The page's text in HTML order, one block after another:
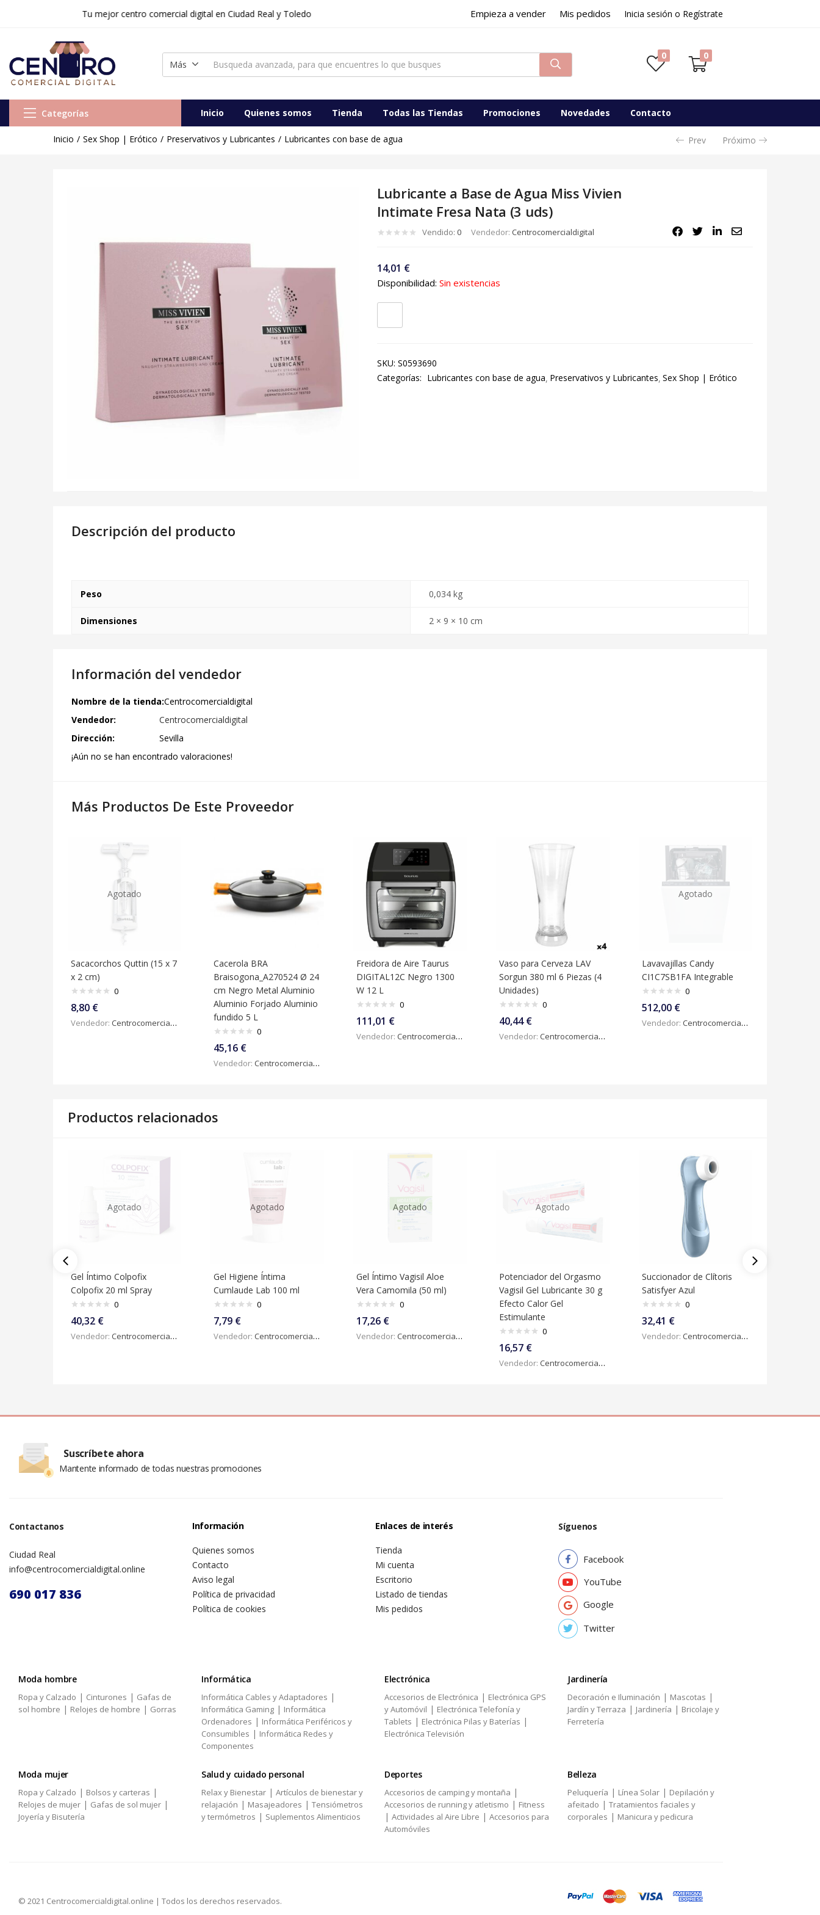
Tu mejor centro comercial digital en Ciudad Real y Toledo Empieza a vender Mis pedidos Inicia sesión o Regístrate
Más
0 0
Categorías Inicio Quienes somos Tienda Todas las Tiendas Promociones Novedades Contacto
Inicio Sex Shop | Erótico Preservativos y Lubricantes Lubricantes con base de agua Prev Próximo
Lubricante a Base de Agua Miss Vivien Intimate Fresa Nata (3 uds)
Lubricante a Base de Agua Miss Vivien
Intimate Fresa Nata (3 uds)
Vendido: 0 Vendedor: Centrocomercialdigital
14,01 €
Disponibilidad: Sin existencias
SKU: S0593690
Categorías: Lubricantes con base de agua Preservativos y Lubricantes Sex Shop | Erótico
Descripción del producto
Peso 0,034 kg
Dimensiones 2 × 9 × 10 cm
Información del vendedor
Nombre de la tienda:Centrocomercialdigital
Vendedor:
Centrocomercialdigital
Dirección:
Sevilla
¡Aún no se han encontrado valoraciones!
Más Productos De Este Proveedor
Agotado
Sacacorchos Quttin (15 x 7
x 2 cm)
0
8,80 €
Vendedor: Centrocomercialdigital
Cacerola BRA
Braisogona_A270524 Ø 24
cm Negro Metal Aluminio
Aluminio Forjado Aluminio
fundido 5 L
0
45,16 €
Vendedor: Centrocomercialdigital
Freidora de Aire Taurus
DIGITAL12C Negro 1300
W 12 L
0
111,01 €
Vendedor: Centrocomercialdigital
Vaso para Cerveza LAV
Sorgun 380 ml 6 Piezas (4
Unidades)
0
40,44€
Vendedor: Centrocomercialdigital
Agotado
Lavavajillas Candy
CI1C7SB1FA Integrable
0
512,00 €
Vendedor: Centrocomercialdigital
Productos relacionados
Agotado
Gel Íntimo Colpofix
Colpofix 20 ml Spray
0
40,32 €
Vendedor: Centrocomercialdigital
Agotado
Gel Higiene Íntima
Cumlaude Lab 100 ml
0
7,79 €
Vendedor: Centrocomercialdigital
Agotado
Gel Íntimo Vagisil Aloe
Vera Camomila (50 ml)
0
17,26 €
Vendedor: Centrocomercialdigital
Agotado
Potenciador del Orgasmo
Vagisil Gel Lubricante 30 g
Efecto Calor Gel
Estimulante
0
16,57 €
Vendedor: Centrocomercialdigital
Succionador de Clítoris
Satisfyer Azul
0
32,41 €
Vendedor: Centrocomercialdigital
Suscríbete ahora
Mantente informado de todas nuestras promociones
Contactanos
Ciudad Real
info@centrocomercialdigital.online
690 017 836
Información
Quienes somos
Contacto
Aviso legal
Política de privacidad
Política de cookies
Enlaces de interés
Tienda
Mi cuenta
Escritorio
Listado de tiendas
Mis pedidos
Síguenos
Facebook
YouTube
Google
Twitter
Moda hombre
Ropa y Calzado | Cinturones | Gafas de
sol hombre | Relojes de hombre | Gorras
Informática
Informática Cables y Adaptadores |
Informática Gaming | Informática
Ordenadores | Informática Periféricos y
Consumibles | Informática Redes y
Componentes
Electrónica
Accesorios de Electrónica | Electrónica GPS
y Automóvil | Electrónica Telefonía y
Tablets | Electrónica Pilas y Baterías |
Electrónica Televisión
Jardinería
Decoración e Iluminación | Mascotas |
Jardín y Terraza | Jardinería | Bricolaje y
Ferretería
Moda mujer
Ropa y Calzado | Bolsos y carteras |
Relojes de mujer | Gafas de sol mujer |
Joyería y Bisutería
Salud y cuidado personal
Relax y Bienestar | Artículos de bienestar y
relajación | Masajeadores | Tensiómetros
y termómetros | Suplementos Alimenticios
Deportes
Accesorios de camping y montaña |
Accesorios de running y atletismo | Fitness
| Actividades al Aire Libre | Accesorios para
Automóviles
Belleza
Peluquería | Línea Solar | Depilación y
afeitado | Tratamientos faciales y
corporales | Manicura y pedicura
© 2021 Centrocomercialdigital.online | Todos los derechos reservados.